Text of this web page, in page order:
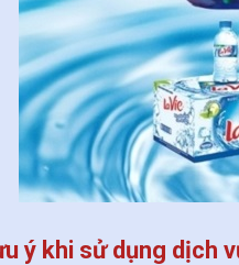
ý khi sử dụng dịch